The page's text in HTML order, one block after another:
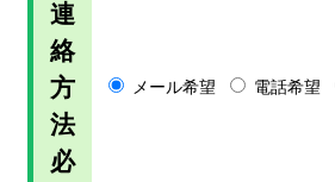
連
絡
方
法
必
メール希望 電話希望